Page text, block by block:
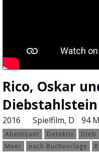
Rico, Oskar
Diebstahlstein
2016 Spielfilm, D 94
Abenteuer Detektiv Dieb
Meer
nach Buchvorlage